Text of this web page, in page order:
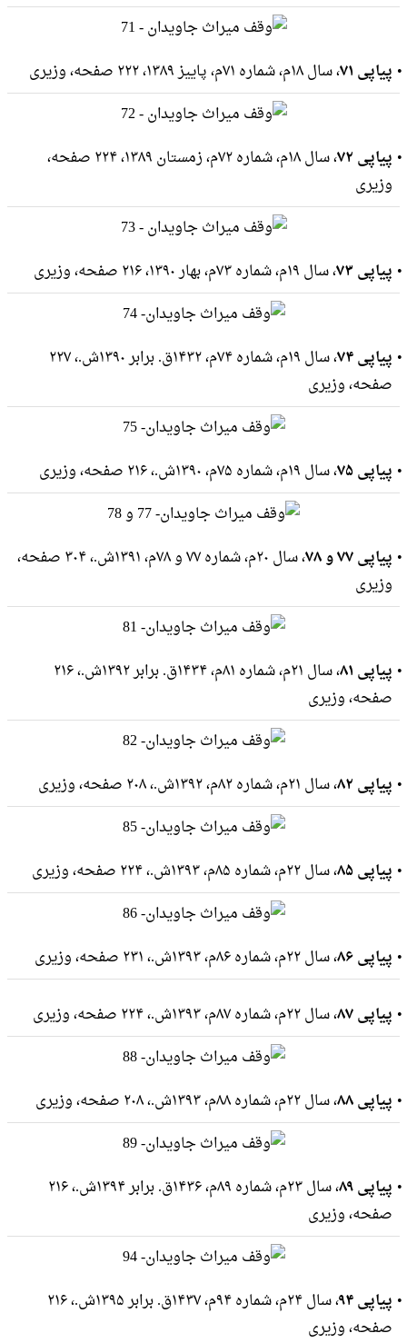
پیاپی ۷۱ ، سال ۱۸م، شماره ۷۱م، پاییز ۱۳۸۹، ۲۲۲ صفحه، وزيرى
پیاپی ۷۲
، سال ۱۸م، شماره ۷۲م، زمستان ۱۳۸۹، ۲۲۴ صفحه،
وزيرى
پیاپی ۷۳ ، سال ۱۹م، شماره ۷۳م، بهار ۱۳۹۰، ۲۱۶ صفحه، وزيرى
پیاپی ۷۴
، سال ۱۹م، شماره ۷۴م، ۱۴۳۲ق. برابر ۱۳۹۰ش.، ۲۲۷
صفحه، وزيرى
پیاپی ۷۵ ، سال ۱۹م، شماره ۷۵م، ۱۳۹۰ش.، ۲۱۶ صفحه، وزيرى
پیاپی ۷۷ و ۷۸
، سال ۲۰م، شماره ۷۷ و ۷۸م، ۱۳۹۱ش.، ۳۰۴ صفحه،
وزيرى
پیاپی ۸۱
، سال ۲۱م، شماره ۸۱م، ۱۴۳۴ق. برابر ۱۳۹۲ش.، ۲۱۶
صفحه، وزيرى
پیاپی ۸۲ ، سال ۲۱م، شماره ۸۲م، ۱۳۹۲ش.، ۲۰۸ صفحه، وزيرى
پیاپی ۸۵ ، سال ۲۲م، شماره ۸۵م، ۱۳۹۳ش.، ۲۲۴ صفحه، وزيرى
پیاپی ۸۶ ، سال ۲۲م، شماره ۸۶م، ۱۳۹۳ش.، ۲۳۱ صفحه، وزيرى
پیاپی ۸۷ ، سال ۲۲م، شماره ۸۷م، ۱۳۹۳ش.، ۲۲۴ صفحه، وزيرى
پیاپی ۸۸ ، سال ۲۲م، شماره ۸۸م، ۱۳۹۳ش.، ۲۰۸ صفحه، وزيرى
پیاپی ۸۹
، سال ۲۳م، شماره ۸۹م، ۱۴۳۶ق. برابر ۱۳۹۴ش.، ۲۱۶
صفحه، وزيرى
پیاپی ۹۴
، سال ۲۴م، شماره ۹۴م، ۱۴۳۷ق. برابر ۱۳۹۵ش.، ۲۱۶
صفحه، وزيرى